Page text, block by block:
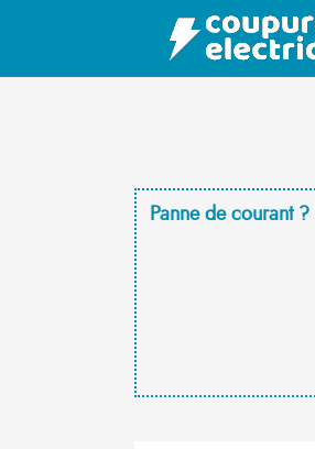
Panne de courant ?